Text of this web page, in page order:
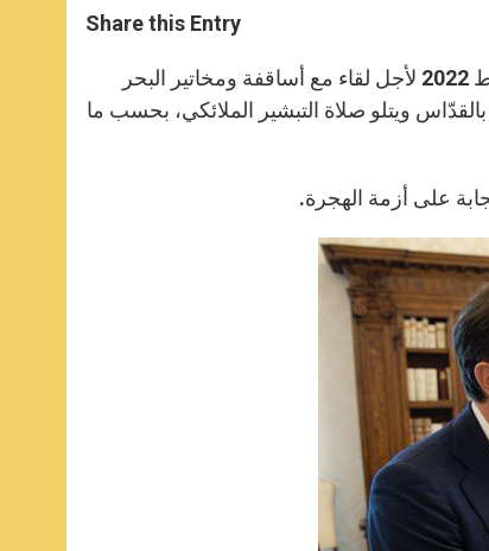
t
s
p
p
s
e
g
e
e
b
o
k
r
Share this Entry
سيتوجّه البابا فرنسيس إلى فلورنسا عاصمة توسكانيا (إيطاليا) بتاريخ 27 شباط 2022 لأجل لقاء مع أساقفة ومخاتير البحر
ويتلو صلاة التبشير الملائكي، بحسب ما
على أزمة الهجرة.